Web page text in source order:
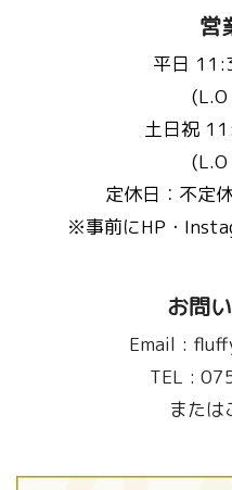
営
平日
土日祝
定休日：不定
※事前にHP・
お問
Email :
TEL :
または